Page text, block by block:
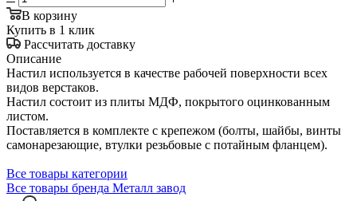
В корзину
Купить в 1 клик
Рассчитать доставку
Описание
Настил используется в качестве рабочей поверхности всех
видов верстаков.
Настил состоит из плиты МДФ, покрытого оцинкованным
листом.
Поставляется в комплекте с крепежом (болты, шайбы, винты
самонарезающие, втулки резьбовые с потайным фланцем).
Все товары категории
Все товары бренда Металл завод